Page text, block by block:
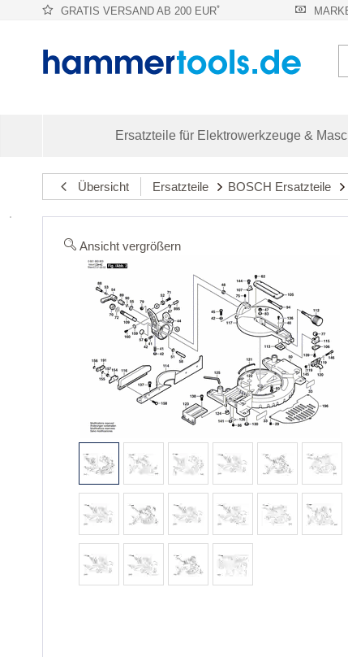
GRATIS VERSAND AB 200 EUR*
Ersatzteile für Elektrowerkzeuge &
Übersicht Ersatzteile BOSCH Ersatzteile
Ansicht vergrößern